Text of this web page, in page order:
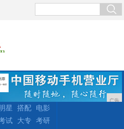
广告
星 搭配
电影
试 大专
考研